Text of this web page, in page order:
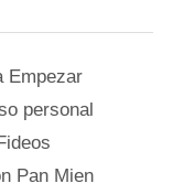
Empezar
personal
Pan Mien